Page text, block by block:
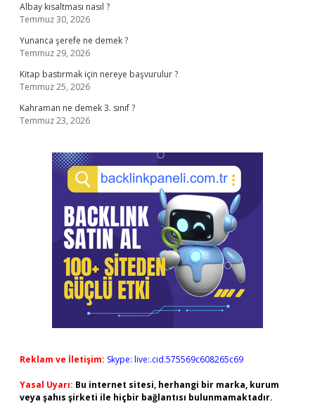
Albay kısaltması nasıl ?
Temmuz 30, 2026
Yunanca şerefe ne demek ?
Temmuz 29, 2026
Kitap bastırmak için nereye başvurulur ?
Temmuz 25, 2026
Kahraman ne demek 3. sınıf ?
Temmuz 23, 2026
Reklam ve İletişim: Skype: live:.cid.575569c608265c69
Yasal Uyarı: Bu internet sitesi, herhangi bir marka, kurum
veya şahıs şirketi ile hiçbir bağlantısı bulunmamaktadır.